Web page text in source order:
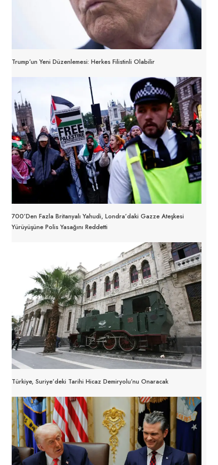
Trump’un Yeni Düzenlemesi: Herkes Filistinli Olabilir
700’den Fazla Britanyalı Yahudi, Londra’daki Gazze Ateşkesi
Yürüyüşüne Polis Yasağını Reddetti
Türkiye, Suriye’deki Tarihi Hicaz Demiryolu’nu Onaracak